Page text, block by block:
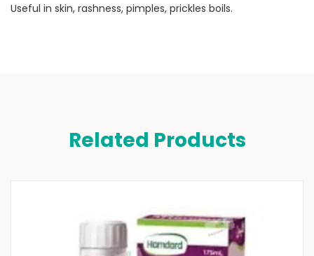
Useful in skin, rashness, pimples, prickles boils.
Related Products